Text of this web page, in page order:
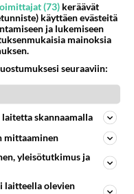
Kommentoi
Kommentoi
(73) keräävät
käyttäen evästeitä
ja lukemiseen
mainoksia
seuraaviin:
skannaamalla
mittaaminen
yleisötutkimus ja
laitteella olevien